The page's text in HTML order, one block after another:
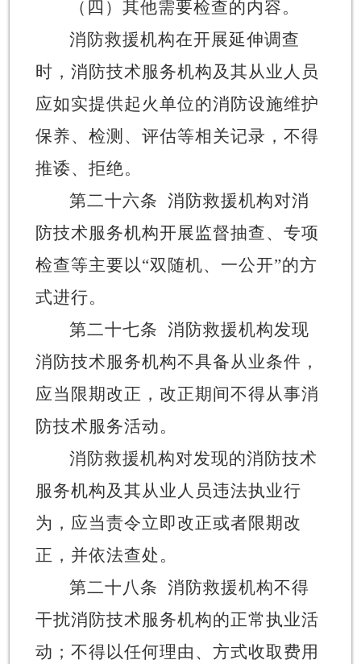
（四）其他需要检查的内容。
消防救援机构在开展延伸调查
时，消防技术服务机构及其从业人员
应如实提供起火单位的消防设施维护
保养、检测、评估等相关记录，不得
推诿、拒绝。
第二十六条 消防救援机构对消
防技术服务机构开展监督抽查、专项
检查等主要以“双随机、一公开”的方
式进行。
第二十七条 消防救援机构发现
消防技术服务机构不具备从业条件，
应当限期改正，改正期间不得从事消
防技术服务活动。
消防救援机构对发现的消防技术
服务机构及其从业人员违法执业行
为，应当责令立即改正或者限期改
正，并依法查处。
第二十八条 消防救援机构不得
干扰消防技术服务机构的正常执业活
动；不得以任何理由、方式收取费用